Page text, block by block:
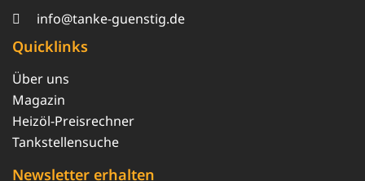
info@tanke-guenstig.de
Quicklinks
Über uns
Magazin
Heizöl-Preisrechner
Tankstellensuche
Newsletter erhalten